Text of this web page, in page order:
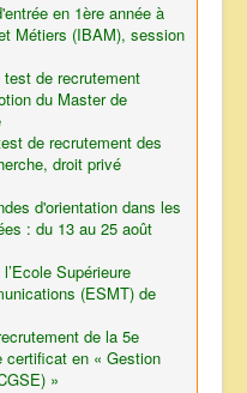
en 1ère année à
Métiers (IBAM), session
de recrutement
du Master de
de recrutement des
droit privé
d'orientation dans les
: du 13 au 25 août
Supérieure
(ESMT) de
de la 5e
certificat en « Gestion
»